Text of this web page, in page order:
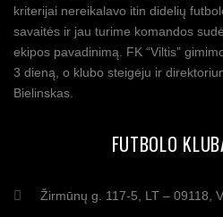
kriterijai nereikalavo itin didelių
savaitės ir jau turime komandos
ekipos pavadinimą. FK “Viltis”
3 dieną, o klubo steigėju ir
Bielinskas.
FUTBOLO
Žirmūnų g. 117-5, LT – 09118,